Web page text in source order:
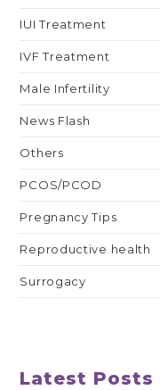
IUI Treatment
IVF Treatment
Male Infertility
News Flash
Others
PCOS/PCOD
Pregnancy Tips
Reproductive health
Surrogacy
Latest Posts